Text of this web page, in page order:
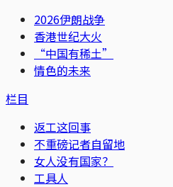
2026伊朗战争
香港世纪大火
“中国有稀土”
情色的未来
栏目
返工这回事
不重磅记者自留地
女人没有国家？
工具人